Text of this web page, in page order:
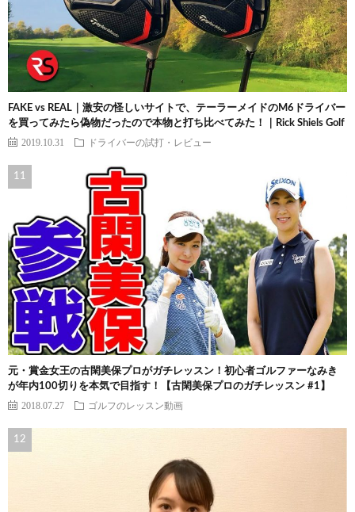
FAKE vs REAL｜激安の怪しいサイトで、テーラーメイドのM6ドライバー
を買ってみたら偽物だったので本物と打ち比べてみた！｜Rick Shiels Golf
2019.10.31 ドライバーの試打・レビュー
元・賞金女王の古閑美保プロがガチレッスン！初心者ゴルファーなみき
が年内100切りを本気で目指す！【古閑美保プロのガチレッスン #1】
2018.07.27 ゴルフのレッスン動画